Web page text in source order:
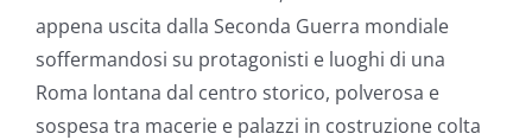
appena uscita dalla Seconda Guerra mondiale
soffermandosi su protagonisti e luoghi di una
Roma lontana dal centro storico, polverosa e
sospesa tra macerie e palazzi in costruzione colta